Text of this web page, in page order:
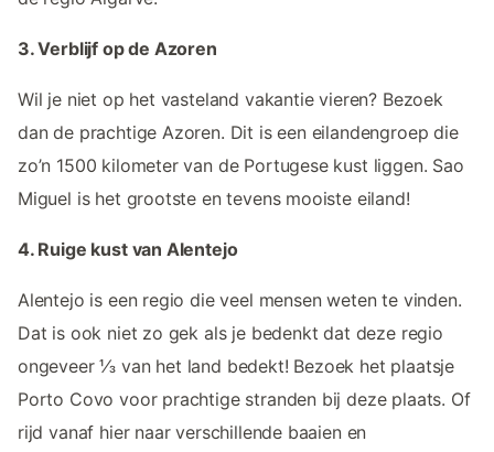
3. Verblijf op de Azoren
Wil je niet op het vasteland vakantie vieren? Bezoek
dan de prachtige Azoren. Dit is een eilandengroep die
zo’n 1500 kilometer van de Portugese kust liggen. Sao
Miguel is het grootste en tevens mooiste eiland!
4. Ruige kust van Alentejo
Alentejo is een regio die veel mensen weten te vinden.
Dat is ook niet zo gek als je bedenkt dat deze regio
ongeveer ⅓ van het land bedekt! Bezoek het plaatsje
Porto Covo voor prachtige stranden bij deze plaats. Of
rijd vanaf hier naar verschillende baaien en